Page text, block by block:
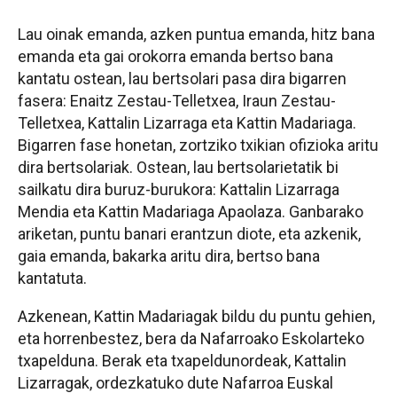
Lau oinak emanda, azken puntua emanda, hitz bana
emanda eta gai orokorra emanda bertso bana
kantatu ostean, lau bertsolari pasa dira bigarren
fasera: Enaitz Zestau-Telletxea, Iraun Zestau-
Telletxea, Kattalin Lizarraga eta Kattin Madariaga.
Bigarren fase honetan, zortziko txikian ofizioka aritu
dira bertsolariak. Ostean, lau bertsolarietatik bi
sailkatu dira buruz-burukora: Kattalin Lizarraga
Mendia eta Kattin Madariaga Apaolaza. Ganbarako
ariketan, puntu banari erantzun diote, eta azkenik,
gaia emanda, bakarka aritu dira, bertso bana
kantatuta.
Azkenean, Kattin Madariagak bildu du puntu gehien,
eta horrenbestez, bera da Nafarroako Eskolarteko
txapelduna. Berak eta txapeldunordeak, Kattalin
Lizarragak, ordezkatuko dute Nafarroa Euskal